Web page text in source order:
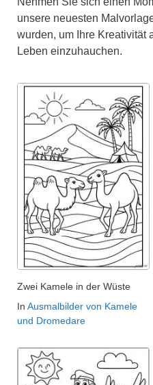
unsere neuesten
wurden, um Ihre Kreativität
Leben einzuhauchen.
Zwei Kamele in der Wüste
In Ausmalbilder von Kamele
und Dromedare